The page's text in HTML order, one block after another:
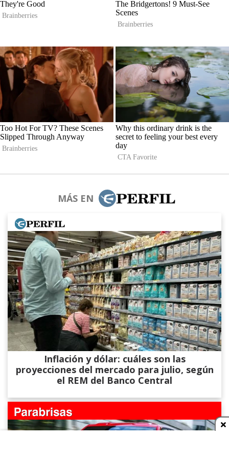
MÁS EN
Inflación y dólar: cuáles son las
proyecciones del mercado para julio, según
el REM del Banco Central